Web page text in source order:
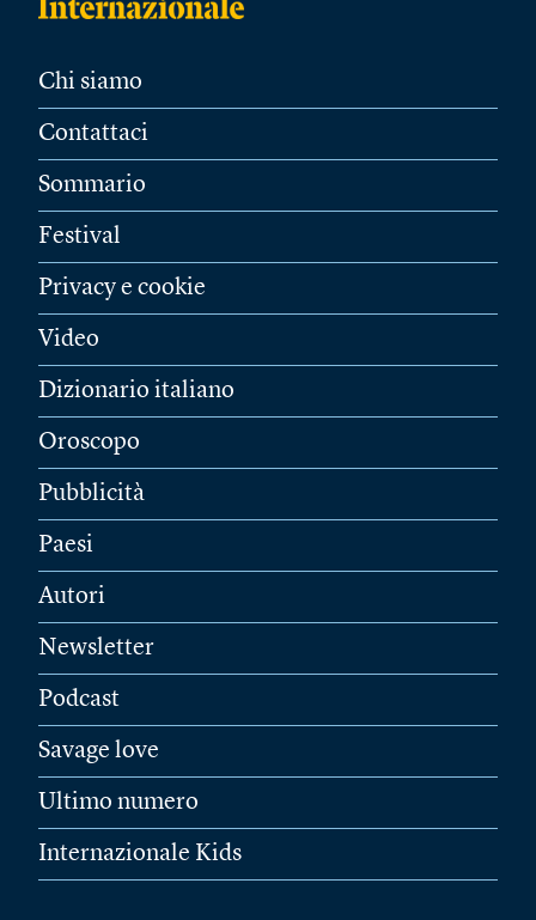
Chi siamo
Contattaci
Sommario
Festival
Privacy e cookie
Video
Dizionario italiano
Oroscopo
Pubblicità
Paesi
Autori
Newsletter
Podcast
Savage love
Ultimo numero
Internazionale Kids